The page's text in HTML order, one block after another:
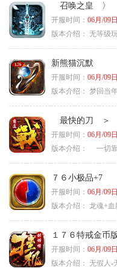
召唤之皇 〉
开服时间： 06月/09日
版本介绍： 无等级玩
新熊猫沉默
开服时间： 06月/09日
版本介绍： 梦回当
最快的刀 ＞
开服时间： 06月/09日
版本介绍：
一切靠
７６小极品+7
开服时间： 06月/09日
版本介绍： 龙魂+血
１７６特戒金币
开服时间： 06月/09日
版本介绍： 无假人-